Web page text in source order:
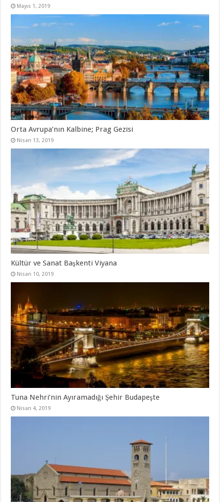
Mayıs 1, 2019
Orta Avrupa’nın Kalbine; Prag Gezisi
Nisan 13, 2019
Kültür ve Sanat Başkenti Viyana
Nisan 10, 2019
Tuna Nehri’nin Ayıramadığı Şehir Budapeşte
Nisan 4, 2019